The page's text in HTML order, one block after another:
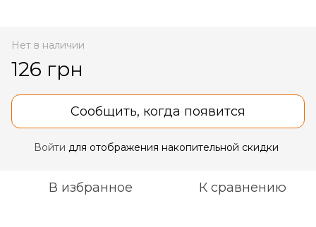
Нет в наличии
126 грн
Сообщить, когда появится
Войти для отображения накопительной скидки
В избранное К сравнению